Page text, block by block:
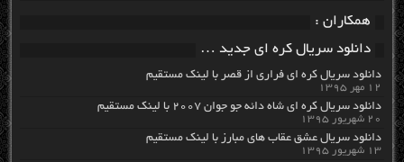
همکاران :
دانلود سریال کره ای جدید …
دانلود سریال کره ای فراری از قصر با لینک مستقیم
۱۲ مهر ۱۳۹۵
دانلود سریال کره ای شاه دائه جو جوان ۲۰۰۷ با لینک مستقیم
۲۰ شهریور ۱۳۹۵
دانلود سریال عشق عقاب های مبارز با لینک مستقیم
۱۳ شهریور ۱۳۹۵